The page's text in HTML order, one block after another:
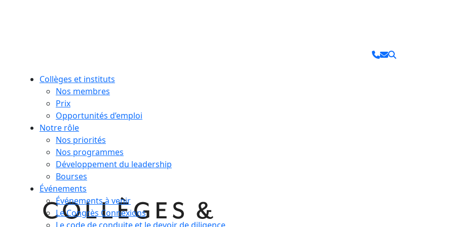
Collèges et instituts
Nos membres
Prix
Opportunités d’emploi
Notre rôle
Nos priorités
Nos programmes
Développement du leadership
Bourses
Événements
Événements à venir
Le Congrès Connexions